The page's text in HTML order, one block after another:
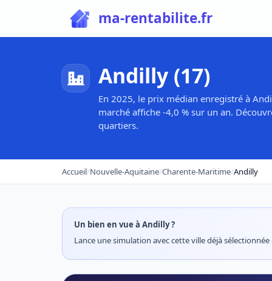
ma-rentabilite.fr
Andilly (17)
En 2025, le prix médian enregistré à
marché affiche -4,0 % sur un an.
quartiers.
Accueil/Nouvelle-Aquitaine/Charente-Maritime/Andilly
Un bien en vue à Andilly ?
Lance une simulation avec cette ville déjà